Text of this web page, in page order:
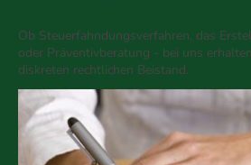
Ob Steuerfahndungsverfahren, das
oder Präventivberatung - bei uns
diskreten rechtlichen Beistand.